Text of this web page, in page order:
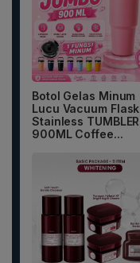
Botol Gelas Minum
Lucu Vacuum Flask
Stainless TUMBLER
900ML Coffee...